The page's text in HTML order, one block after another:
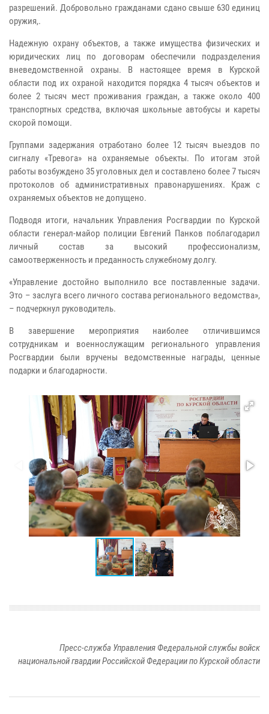
разрешений. Добровольно гражданами сдано свыше 630 единиц
оружия,.
Надежную охрану объектов, а также имущества физических и
юридических лиц по договорам обеспечили подразделения
вневедомственной охраны. В настоящее время в Курской
области под их охраной находится порядка 4 тысяч объектов и
более 2 тысяч мест проживания граждан, а также около 400
транспортных средства, включая школьные автобусы и кареты
скорой помощи.
Группами задержания отработано более 12 тысяч выездов по
сигналу «Тревога» на охраняемые объекты. По итогам этой
работы возбуждено 35 уголовных дел и составлено более 7 тысяч
протоколов об административных правонарушениях. Краж с
охраняемых объектов не допущено.
Подводя итоги, начальник Управления Росгвардии по Курской
области генерал-майор полиции Евгений Панков поблагодарил
личный состав за высокий профессионализм,
самоотверженность и преданность служебному долгу.
«Управление достойно выполнило все поставленные задачи.
Это – заслуга всего личного состава регионального ведомства»,
– подчеркнул руководитель.
В завершение мероприятия наиболее отличившимся
сотрудникам и военнослужащим регионального управления
Росгвардии были вручены ведомственные награды, ценные
подарки и благодарности.
Пресс-служба Управления Федеральной службы войск
национальной гвардии Российской Федерации по Курской области